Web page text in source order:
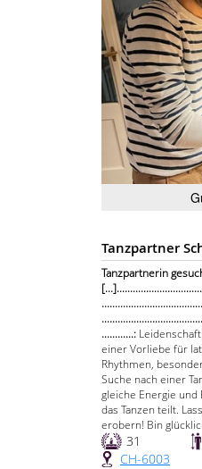
Tanzpartner
Tanzpartnerin
............:
einer Vorliebe für
Rhythmen,
Suche nach einer
gleiche Energie
das Tanzen teilt.
erobern! Bin
31
CH-6003